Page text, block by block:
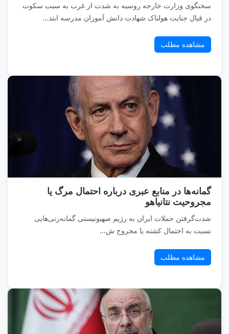
سخنگوی وزارت خارجه روسیه به شدت از غرب به سبب سکوت
در قبال جنایت هولناک شهادت دانش آموزان مدرسه ابتد...
مشاهده مطلب
گمانه‌ها در منابع عبری درباره احتمال مرگ یا
مجروحیت نتانیاهو
شدت‌گرفتن حملات ایران به رژیم صهیونیستی گمانه‌زنی‌هایی
نسبت به احتمال کشته یا مجروح ش...
مشاهده مطلب